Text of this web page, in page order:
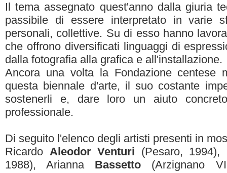
Il tema assegnato quest'anno dalla giuria
passibile di essere interpretato in varie
personali, collettive. Su di esso hanno
che offrono diversificati linguaggi di
dalla fotografia alla grafica e all'installazione.
Ancora una volta la Fondazione centese
questa biennale d'arte, il suo costante
sostenerli e, dare loro un aiuto
professionale.
Di seguito l'elenco degli artisti presenti in
Ricardo Aleodor Venturi (Pesaro,
1988), Arianna Bassetto (Arzignano